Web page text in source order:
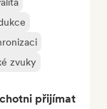
zvuky
přijímat